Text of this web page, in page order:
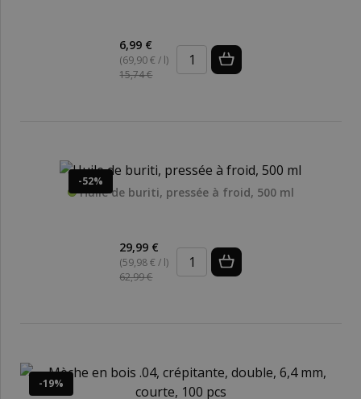
6,99 €
(69,90 € / l)
15,74 €
-52%
Huile de buriti, pressée à froid, 500 ml
29,99 €
(59,98 € / l)
62,99 €
-19%